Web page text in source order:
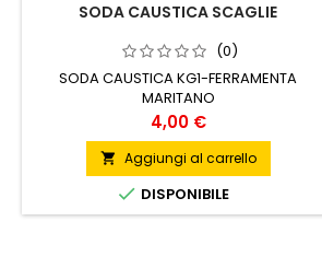
SODA CAUSTICA SCAGLIE
(0)
SODA CAUSTICA KG1-FERRAMENTA
MARITANO
Prezzo
4,00 €
 Aggiungi al carrello
 DISPONIBILE